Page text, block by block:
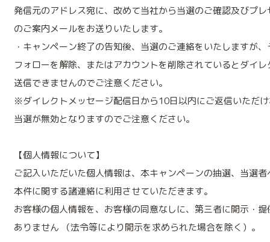
発信元のアドレス宛に、改めて当社から当選のご確認及びプ
のご案内メールをお送りいたします。
・キャンペーン終了の告知後、当選のご連絡をいたしますが
フォローを解除、またはアカウントを削除されているとダイ
送信できませんのでご注意ください。
※ダイレクトメッセージ配信日から10日以内にご返信いただ
当選が無効となりますのでご注意ください。
【個人情報について】
ご記入いただいた個人情報は、本キャンペーンの抽選、当選
本件に関する諸連絡に利用させていただきます。
お客様の個人情報を、お客様の同意なしに、第三者に開示・
ありません （法令等により開示を求められた場合を除く）。